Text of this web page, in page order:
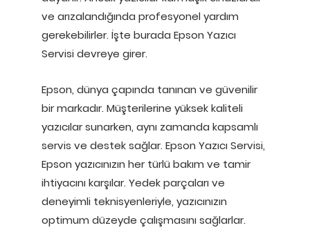
ve arızalandığında profesyonel yardım
gerekebilirler. İşte burada Epson Yazıcı
Servisi devreye girer.
Epson, dünya çapında tanınan ve güvenilir
bir markadır. Müşterilerine yüksek kaliteli
yazıcılar sunarken, aynı zamanda kapsamlı
servis ve destek sağlar. Epson Yazıcı Servisi,
Epson yazıcınızın her türlü bakım ve tamir
ihtiyacını karşılar. Yedek parçaları ve
deneyimli teknisyenleriyle, yazıcınızın
optimum düzeyde çalışmasını sağlarlar.